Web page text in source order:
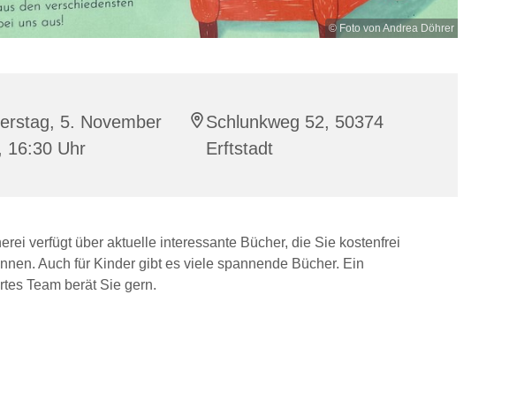
© Foto von Andrea Döhrer
5. November
16:30 Uhr
Schlunkweg 52, 50374
Erftstadt
verfügt über aktuelle interessante Bücher, die Sie kostenfrei
Auch für Kinder gibt es viele spannende Bücher. Ein
Team berät Sie gern.